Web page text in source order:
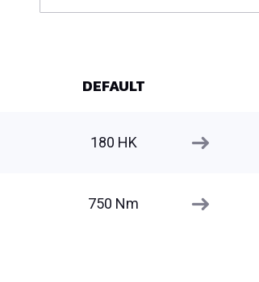
DEFAULT
180 HK
750 Nm